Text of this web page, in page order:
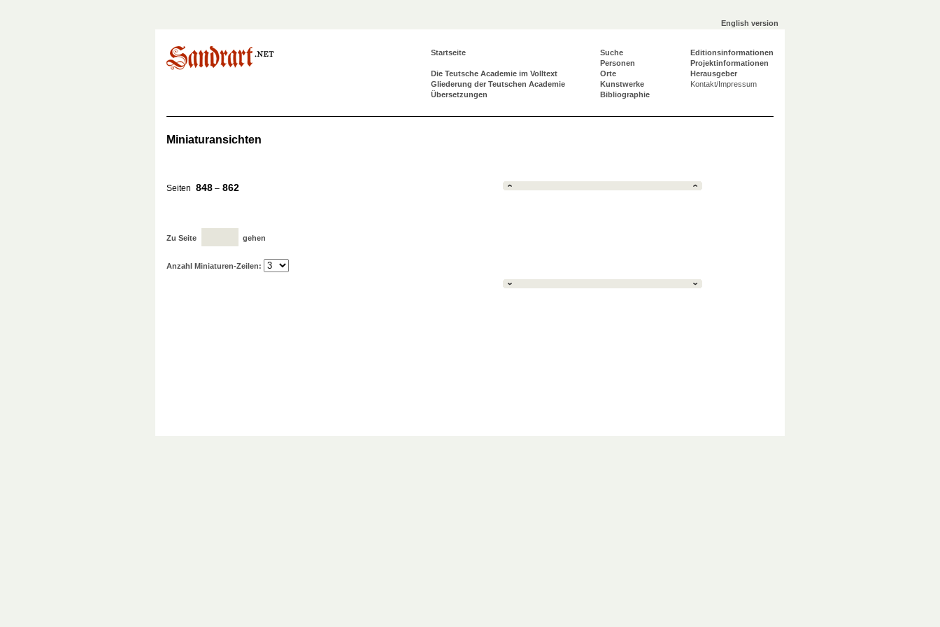
English version
Startseite
Die Teutsche Academie im Volltext
Gliederung der Teutschen Academie
Übersetzungen
Suche
Personen
Orte
Kunstwerke
Bibliographie
Editionsinformationen
Projektinformationen
Herausgeber
Kontakt/Impressum
Miniaturansichten
Seiten 848 – 862
Zu Seite gehen
Anzahl Miniaturen-Zeilen: